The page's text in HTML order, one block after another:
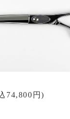
74,800円)